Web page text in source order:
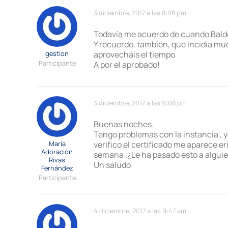
3 diciembre, 2017 a las 8:08 pm
gestion
Participante
Todavía me acuerdo de cuando
Y recuerdo, también, que incidía
aprovecháis el tiempo
A por el aprobado!
3 diciembre, 2017 a las 9:08 pm
María
Adoración
Rivas
Fernández
Participante
Buenas noches.
Tengo problemas con la instancia ,
verifico el certificado me aparece
semana .¿Le ha pasado esto a
Un saludo
4 diciembre, 2017 a las 9:47 am